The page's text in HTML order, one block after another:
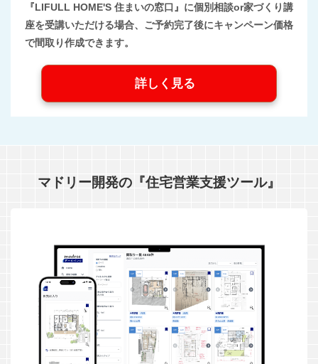
『LIFULL HOME'S 住まいの窓口』に個別相談or家づくり講
座を受講いただける場合、ご予約完了後にキャンペーン価格
で間取り作成できます。
詳しく見る
マドリー開発の『住宅営業支援ツール』